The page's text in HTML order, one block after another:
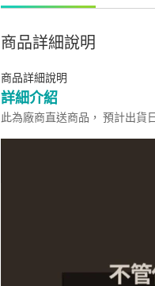
商品詳細說明
商品詳細說明
詳細介紹
此為廠商直送商品， 預計出貨